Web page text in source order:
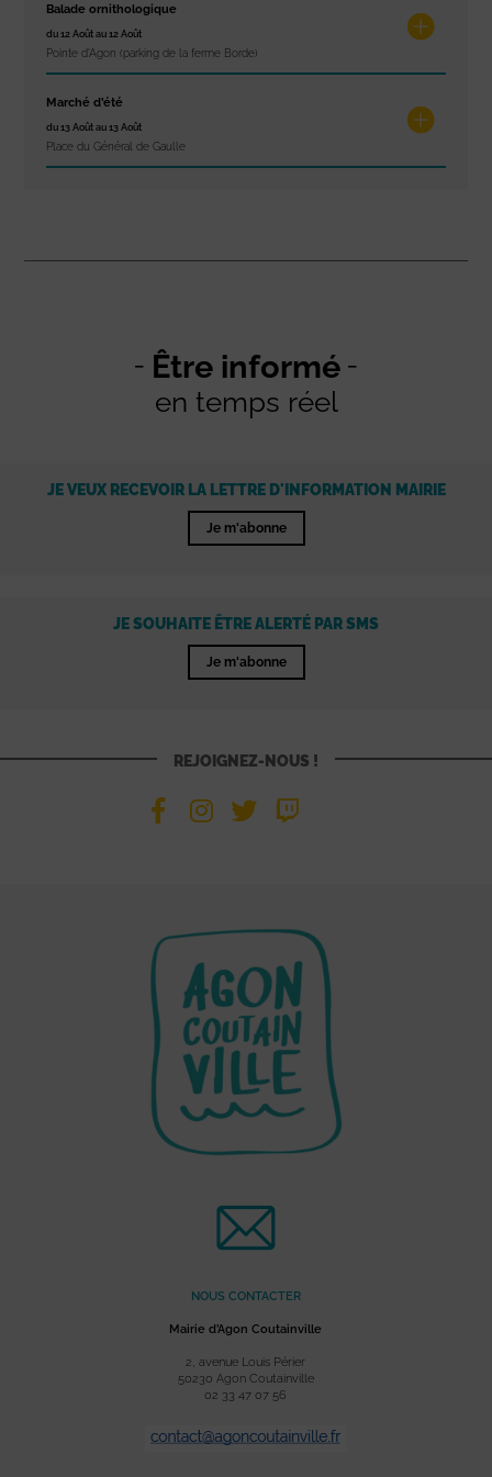
Balade ornithologique
du 12 Août au 12 Août
Pointe d'Agon (parking de la ferme Borde)
Marché d’été
du 13 Août au 13 Août
Place du Général de Gaulle
Être informé
en temps réel
JE VEUX RECEVOIR LA LETTRE D'INFORMATION MAIRIE
Je m'abonne
JE SOUHAITE ÊTRE ALERTÉ PAR SMS
Je m'abonne
REJOIGNEZ-NOUS !
NOUS CONTACTER
Mairie d’Agon Coutainville
2, avenue Louis Périer
50230 Agon Coutainville
02 33 47 07 56